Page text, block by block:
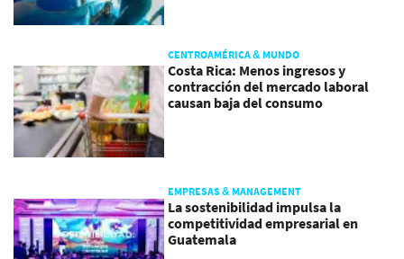
CENTROAMÉRICA & MUNDO
Costa Rica: Menos ingresos y
contracción del mercado laboral
causan baja del consumo
EMPRESAS & MANAGEMENT
La sostenibilidad impulsa la
competitividad empresarial en
Guatemala